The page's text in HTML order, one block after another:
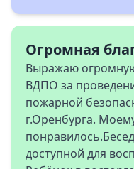
Огромная
Выражаю
ВДПО за
пожарной
г.Оренбурга.
доступной для